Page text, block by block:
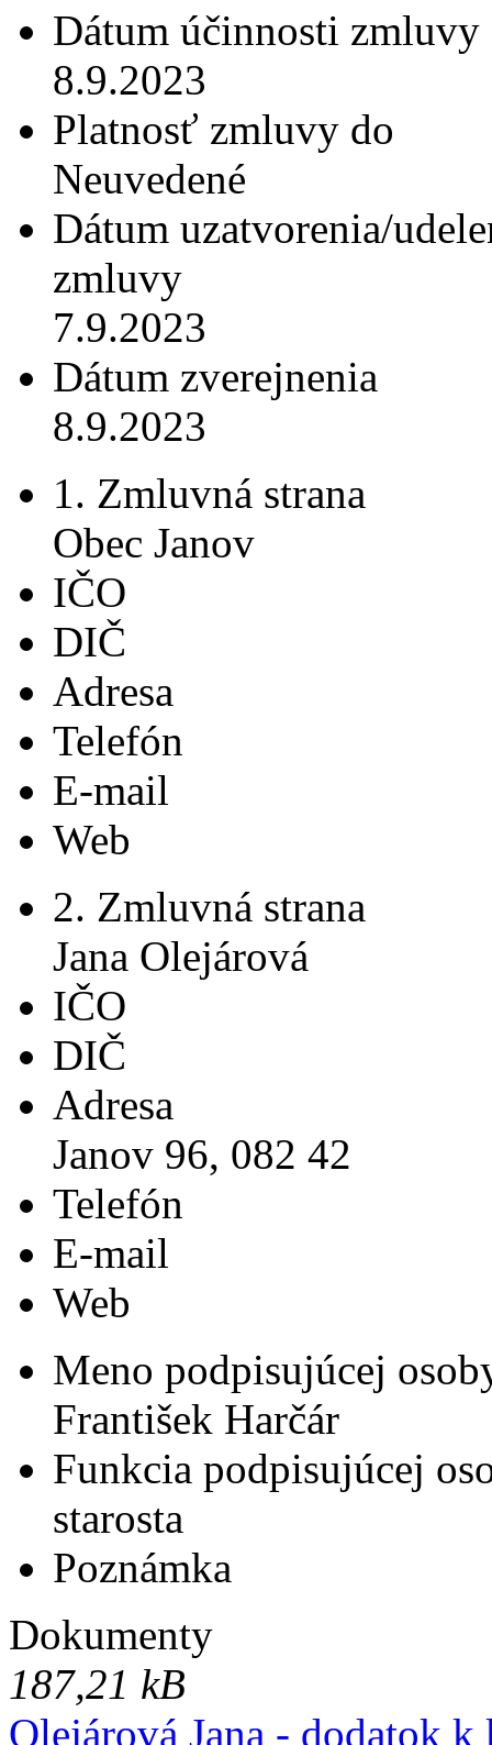
Dátum účinnosti zmluvy
8.9.2023
Platnosť zmluvy do
Neuvedené
Dátum uzatvorenia/
zmluvy
7.9.2023
Dátum zverejnenia
8.9.2023
1. Zmluvná strana
Obec Janov
IČO
DIČ
Adresa
Telefón
E-mail
Web
2. Zmluvná strana
Jana Olejárová
IČO
DIČ
Adresa
Janov 96, 082 42
Telefón
E-mail
Web
Meno podpisujúcej
František Harčár
Funkcia podpisujúcej
starosta
Poznámka
Dokumenty
187,21 kB
Olejárová Jana - dodatok